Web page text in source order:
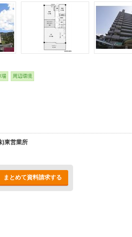
場 周辺環境
)東営業所
まとめて資料請求する